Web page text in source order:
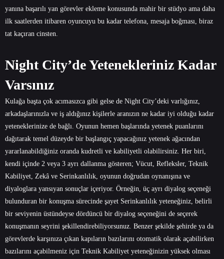
yanına başarılı yan görevler ekleme konusunda mahir bir stüdyo ama daha
ilk saatlerden itibaren oyuncuyu bu kadar telefona, mesaja boğması, biraz
tat kaçıran cinsten.
Night City’de Yetenekleriniz Kadar
Varsınız
Kulağa başta çok acımasızca gibi gelse de Night City’deki varlığınız,
arkadaşlarınızla ve iş aldığınız kişilerle aranızın ne kadar iyi olduğu kadar
yeteneklerinize de bağlı. Oyunun hemen başlarında yetenek puanlarını
dağıtarak temel düzeyde bir başlangıç yapacağınız yetenek ağacından
yararlanabildiğiniz oranda kudretli ve kabiliyetli olabilirsiniz. Her biri,
kendi içinde 2 veya 3 ayrı dallanma gösteren; Vücut, Refleksler, Teknik
Kabiliyet, Zekâ ve Serinkanlılık, oyunun doğrudan oynanışına ve
diyaloglara yansıyan sonuçlar içeriyor. Örneğin, üç ayrı diyalog seçeneği
bulunduran bir konuşma sürecinde şayet Serinkanlılık yeteneğiniz, belirli
bir seviyenin üstündeyse dördüncü bir diyalog seçeneğini de seçerek
konuşmanın seyrini şekillendirebiliyorsunuz. Benzer şekilde şehirde ya da
görevlerde karşınıza çıkan kapıların bazılarını otomatik olarak açabilirken
bazılarını açabilmeniz için Teknik Kabiliyet yeteneğinizin yüksek olması